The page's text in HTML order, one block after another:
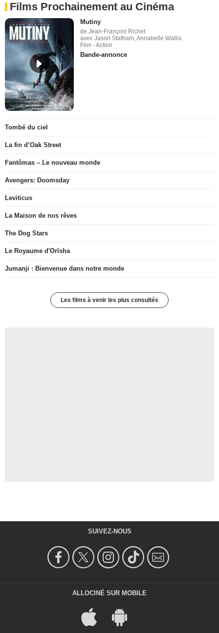
Films Prochainement au Cinéma
Mutiny
de Jean-François Richet
avec Jason Statham, Annabelle Wallis
Film - Action
Bande-annonce
Tombé du ciel
La fin d’Oak Street
Fantômas – Le nouveau monde
Avengers: Doomsday
Leviticus
La Maison de nos rêves
The Dog Stars
Le Royaume d'Orïsha
Jumanji : Bienvenue dans notre monde
Les films à venir les plus consultés
SUIVEZ-NOUS
ALLOCINÉ SUR MOBILE